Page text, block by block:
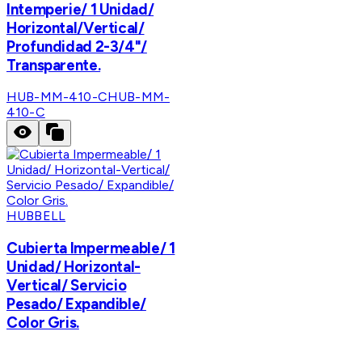
Intemperie/ 1 Unidad/
Horizontal/Vertical/
Profundidad 2-3/4"/
Transparente.
HUB-MM-410-CHUB-MM-
410-C
HUBBELL
Cubierta Impermeable/ 1
Unidad/ Horizontal-
Vertical/ Servicio
Pesado/ Expandible/
Color Gris.